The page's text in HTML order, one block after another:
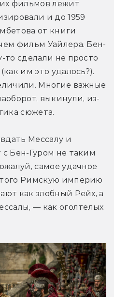
фильмов лежит
и до 1959
от книги
фильм Уайлера. Бен-
то сделали не просто
им это удалось?).
Многие важные
выкинули, из-
сюжета.
Мессалу и
Бен-Гуром не таким
самое удачное
Римскую империю
как злобный Рейх, а
— как оголтелых